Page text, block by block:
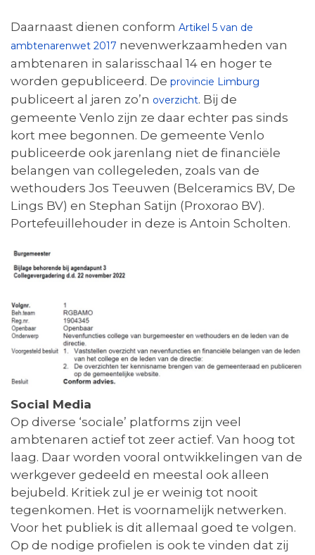
Daarnaast dienen conform Artikel 5 van de
ambtenarenwet 2017 nevenwerkzaamheden van
ambtenaren in salarisschaal 14 en hoger te
worden gepubliceerd. De provincie Limburg
publiceert al jaren zo’n overzicht. Bij de
gemeente Venlo zijn ze daar echter pas sinds
kort mee begonnen. De gemeente Venlo
publiceerde ook jarenlang niet de financiële
belangen van collegeleden, zoals van de
wethouders Jos Teeuwen (Belceramics BV, De
Lings BV) en Stephan Satijn (Proxorao BV).
Portefeuillehouder in deze is Antoin Scholten.
Social Media
Op diverse ‘sociale’ platforms zijn veel
ambtenaren actief tot zeer actief. Van hoog tot
laag. Daar worden vooral ontwikkelingen van de
werkgever gedeeld en meestal ook alleen
bejubeld. Kritiek zul je er weinig tot nooit
tegenkomen. Het is voornamelijk netwerken.
Voor het publiek is dit allemaal goed te volgen.
Op de nodige profielen is ook te vinden dat zij